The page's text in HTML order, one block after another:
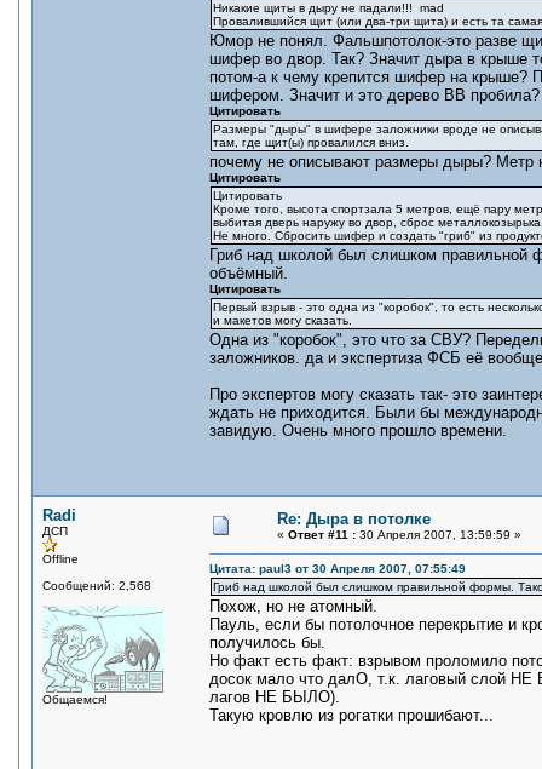
Никакие щиты в дыру не падали!!! mad
Провалившийся щит (или два-три щита) и есть та
Юмор не понял. Фальшпотолок-это разве
шифер во двор. Так? Значит дыра в крыше
потом-а к чему крепится шифер на крыше?
шифером. Значит и это дерево ВВ
Цитировать
Размеры "дыры" в шифере заложники вроде не
там, где щит(ы) провалился вниз.
почему не описывают размеры дыры? Метр
Цитировать
Цитировать
Кроме того, высота спортзала 5 метров, ещё пару
выбитая дверь наружу во двор, сброс
Не много. Сбросить шифер и создать "гриб" из
Гриб над школой был слишком правильной
объёмный.
Цитировать
Первый взрыв - это одна из "коробок", то есть
и макетов могу сказать.
Одна из "коробок", это что за СВУ?
заложников. да и экспертиза ФСБ её
Про экспертов могу сказать так- это
ждать не приходится. Были бы
завидую. Очень много прошло времени.
Radi
ДСП
Offline
Сообщений: 2,568
Общаемся!
Re: Дыра в потолке
« Ответ #11 : 30 Апреля 2007, 13:59:59 »
Цитата: paul3 от 30 Апреля 2007, 07:55:49
Гриб над школой был слишком правильной формы.
Похож, но не атомный.
Пауль, если бы потолочное перекрытие и
получилось бы.
Но факт есть факт: взрывом проломило
досок мало что далО, т.к. лаговый слой
лагов НЕ БЫЛО).
Такую кровлю из рогатки прошибают...